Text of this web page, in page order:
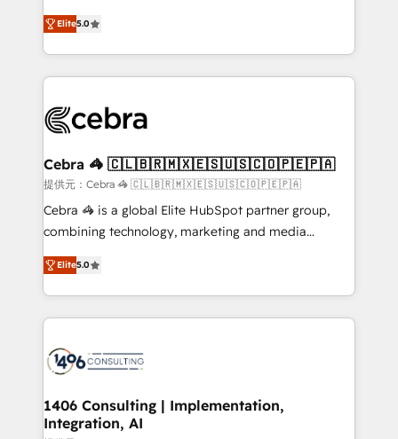
our commitment to data security and compliance. At
OneMetric, we help revenue teams focus on the
house team of certified CRM architects, experts,
developers, designers, and marketers handles all
aspects of your HubSpot. ✨ 400+ global clients ✨
100+ seamless migrations from 15+ different CRMs
implementations, and 5,000+ pages ✨ CS: Clients
CS: 245% organic growth & +751% new visitors for a
full-funnel HubSpot project ✨ CS: 415% conversion
boost with a new HubSpot site Recognized leaders:
🏆 HubSpot Platform Migration Impact Award 🏆
Inbound Campaign of the Year 🏆 Gold AVA Digital
Award for Best Website 🌟 Accreditations: CRM
Elite5.0
Cebra 🦓 🇨🇱🇧🇷🇲🇽🇪🇸🇺🇸🇨🇴🇵🇪🇵🇦
提供元：Cebra 🦓 🇨🇱🇧🇷🇲🇽🇪🇸🇺🇸🇨🇴🇵🇪🇵🇦
Cebra 🦓 is a global Elite HubSpot partner group,
combining technology, marketing and media
expertise across Latin America and Southern
Europe, with teams across 7 countries. Born in Chile,
we combine local insight with international reach to
help businesses grow through technology, creativity,
500+ HubSpot implementations, building end-to-
inbound and loop marketing, content, and digital
creativity. Our multicultural team works in Spanish,
Elite5.0
1406 Consulting | Implementation,
Integration, AI